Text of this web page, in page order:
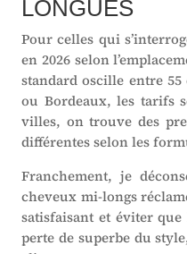
LONGUES
Pour celles qui
en 2026 selon
standard oscille entre
ou Bordeaux, les tarifs
villes, on trouve des
différentes selon les
Franchement, je
cheveux mi-longs
satisfaisant et éviter
perte de superbe du